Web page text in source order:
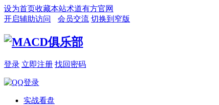
设为首页收藏本站术道有方官网
开启辅助访问
会员交流 切换到窄版
登录 立即注册 找回密码
实战看盘